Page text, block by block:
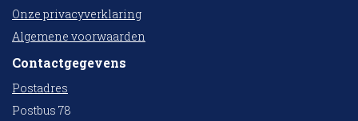
Onze privacyverklaring
Algemene voorwaarden
Contactgegevens
Postadres
Postbus 78